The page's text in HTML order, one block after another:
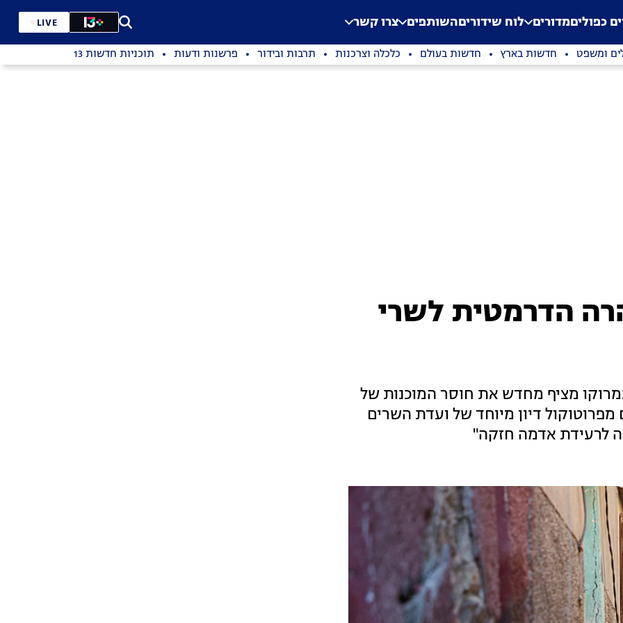
Application error: a
. כפוליםמדורים לוח שידוריםהשותפים צרו קשר LIVE
ומשפט חדשות בארץ חדשות בעולם כלכלה וצרכנות תרבות ובידור פרשנות ודעות תוכניות חדשות 13
הדרמטית לשרי
מציף מחדש את חוסר המוכנות של
דיון מיוחד של ועדת השרים
לרעידת אדמה חזקה"